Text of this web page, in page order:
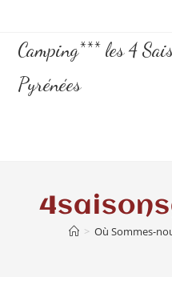
Camping*** les 4
Pyrénées
> Où Sommes-